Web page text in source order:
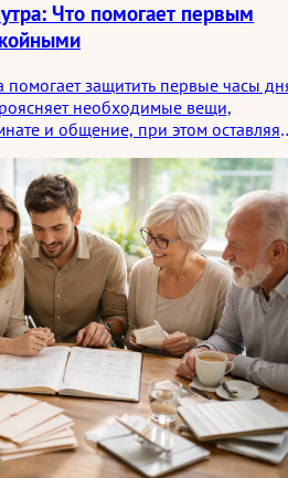
Что помогает первым
помогает защитить первые часы
необходимые вещи,
и общение, при этом оставляя